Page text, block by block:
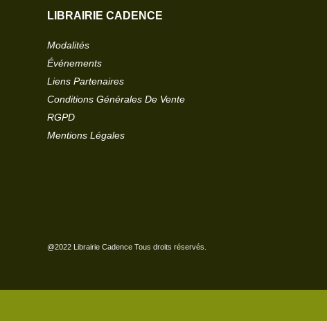
LIBRAIRIE CADENCE
Modalités
Événements
Liens Partenaires
Conditions Générales De Vente
RGPD
Mentions Légales
@2022 Librairie Cadence Tous droits réservés.